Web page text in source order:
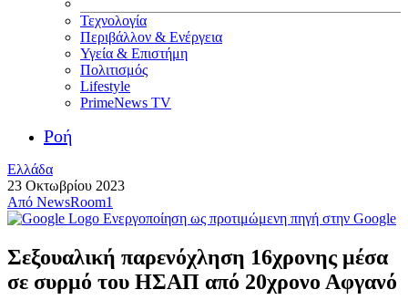
Τεχνολογία
Περιβάλλον & Ενέργεια
Υγεία & Επιστήμη
Πολιτισμός
Lifestyle
PrimeNews TV
Ροή
Ελλάδα
23 Οκτωβρίου 2023
Από NewsRoom1
Ενεργοποίηση ως προτιμώμενη πηγή στην Google
Σεξουαλική παρενόχληση 16χρονης μέσα
σε συρμό του ΗΣΑΠ από 20χρονο Αφγανό